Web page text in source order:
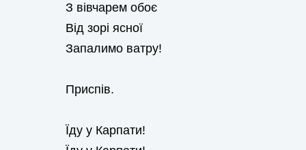
З вівчарем обоє
Від зорі ясної
Запалимо ватру!
Приспів.
Їду у Карпати!